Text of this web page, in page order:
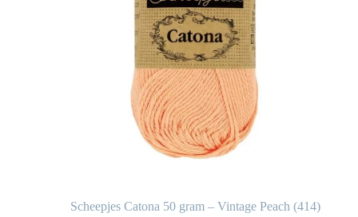
Scheepjes Catona 50 gram – Vintage Peach (414)